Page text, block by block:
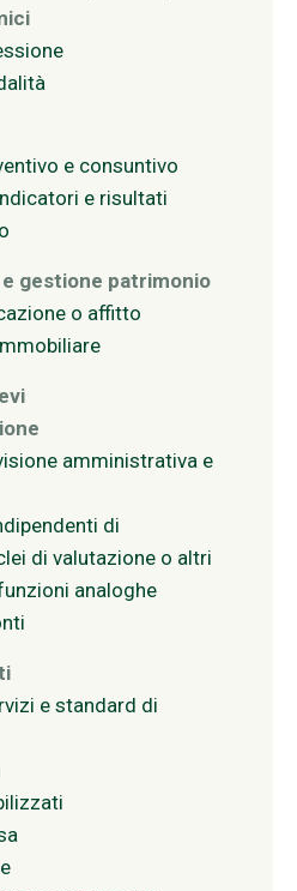
e consuntivo
e risultati
gestione patrimonio
o affitto
amministrativa e
di
di valutazione o altri
analoghe
e standard di